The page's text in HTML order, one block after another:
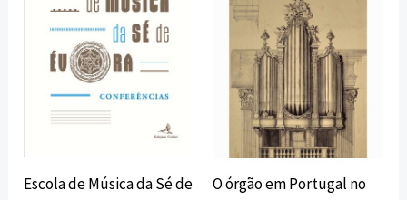
Escola de Música da Sé de
O órgão em Portugal no